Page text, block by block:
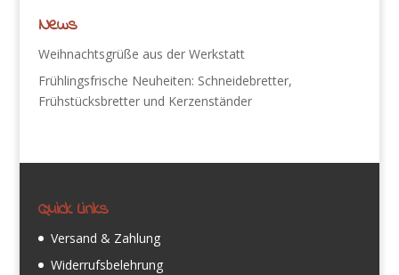
News
Weihnachtsgrüße aus der Werkstatt
Frühlingsfrische Neuheiten: Schneidebretter,
Frühstücksbretter und Kerzenständer
Quick Links
Versand & Zahlung
Widerrufsbelehrung